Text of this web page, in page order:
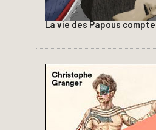
La vie des Papous compte